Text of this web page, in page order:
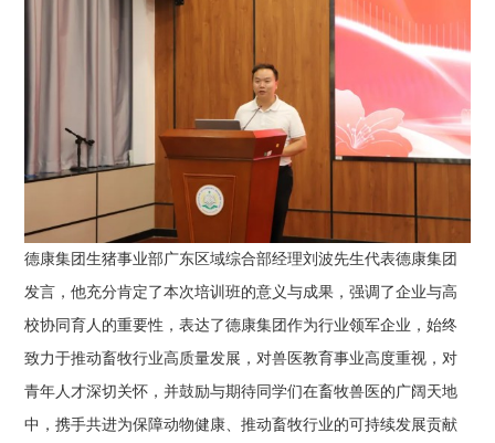
德康集团生猪事业部广东区域综合部经理刘波先生代表德康集团
发言，他充分肯定了本次培训班的意义与成果，强调了企业与高
校协同育人的重要性，表达了德康集团作为行业领军企业，始终
致力于推动畜牧行业高质量发展，对兽医教育事业高度重视，对
青年人才深切关怀，并鼓励与期待同学们在畜牧兽医的广阔天地
中，携手共进为保障动物健康、推动畜牧行业的可持续发展贡献